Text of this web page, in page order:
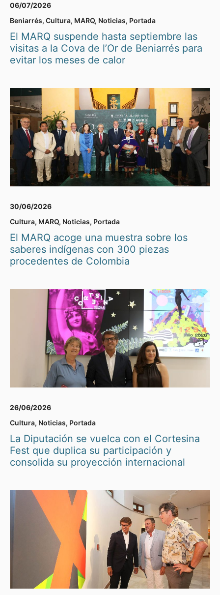
06/07/2026
Beniarrés, Cultura, MARQ, Noticias, Portada
El MARQ suspende hasta septiembre las
visitas a la Cova de l’Or de Beniarrés para
evitar los meses de calor
30/06/2026
Cultura, MARQ, Noticias, Portada
El MARQ acoge una muestra sobre los
saberes indígenas con 300 piezas
procedentes de Colombia
26/06/2026
Cultura, Noticias, Portada
La Diputación se vuelca con el Cortesina
Fest que duplica su participación y
consolida su proyección internacional